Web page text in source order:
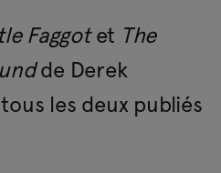
Faggotet The
de Derek
les deux publiés